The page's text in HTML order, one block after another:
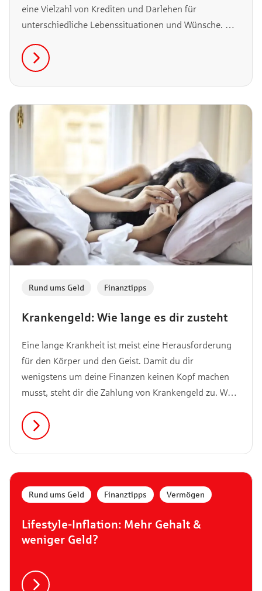
eine Vielzahl von Krediten und Darlehen für
unterschiedliche Lebenssituationen und Wünsche. Ob
renovieren oder einfach nur einen finanziellen
Engpass überbrücken möchtest, bei der Haspa findest
du die passende Lösung. In diesem Artikel stellen wir
dir die wichtigsten Kreditmöglichkeiten und
Darlehensoptionen einmal vor.
Krankengeld: Wie lange es dir zusteht
Rund ums Geld Finanztipps
Eine lange Krankheit ist meist eine Herausforderung
für den Körper und den Geist. Damit du dir
wenigstens um deine Finanzen keinen Kopf machen
musst, steht dir die Zahlung von Krankengeld zu. Was
erfährst du in diesem Artikel.
Lifestyle-Inflation: Mehr Gehalt &
weniger Geld?
Rund ums Geld Finanztipps Vermögen